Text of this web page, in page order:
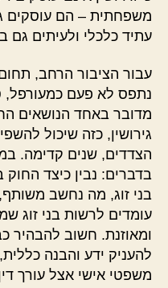
משפחתית – הם עוסקים
עתיד כלכלי ולעיתים
עבור הציבור הרחב,
נתפס לא פעם כמעורפל,
מדובר באחד הנושאים
גירושין, כזה שיכול
הצדדים, שנים קדימה.
בדברים: נבין כיצד
בני זוג, מה נחשב
עומדים לרשות בני זוג
ומאוזנת. חשוב להבהיר
להעניק ידע והבנה
משפטי אישי אצל עורך